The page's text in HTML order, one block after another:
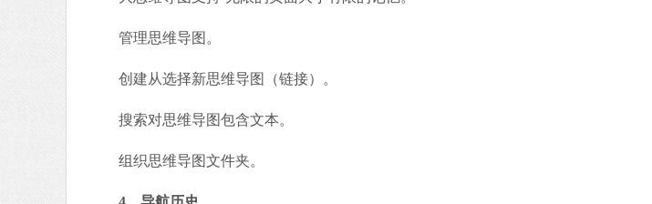
管理思维导图。
创建从选择新思维导图（链接）。
搜索对思维导图包含文本。
组织思维导图文件夹。